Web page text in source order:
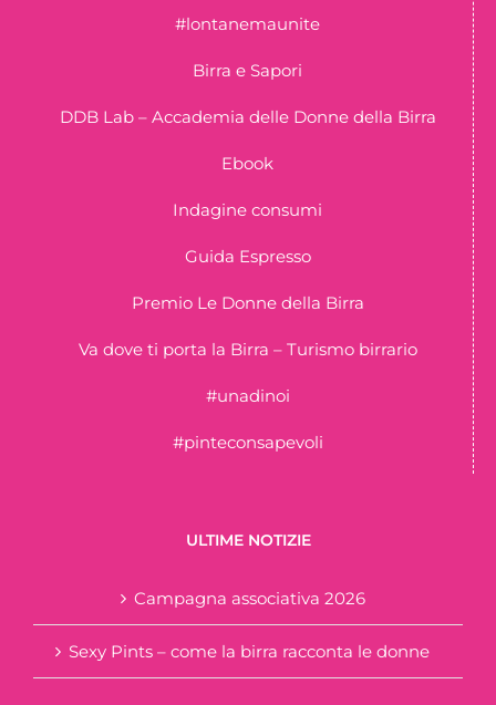
#lontanemaunite
Birra e Sapori
DDB Lab – Accademia delle Donne della Birra
Ebook
Indagine consumi
Guida Espresso
Premio Le Donne della Birra
Va dove ti porta la Birra – Turismo birrario
#unadinoi
#pinteconsapevoli
ULTIME NOTIZIE
Campagna associativa 2026
Sexy Pints – come la birra racconta le donne